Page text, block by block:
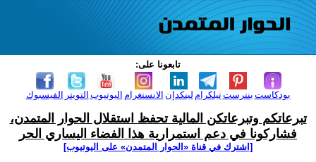
تابعونا على:
الفيسبوك التويتر اليوتيوب الانستغرام لينكدإن تيلكرامبنترست بودكاست
تبرعاتكم وتبرعاتكن المالية تحفظ استقلال الحوار المتمدن،
فشاركونا في دعم استمرارية هذا الفضاء اليساري الحر
[اشترك في قناة ‫«الحوار المتمدن» على اليوتيوب]